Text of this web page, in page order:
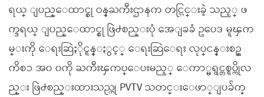
ရယ္ ျပည္ေထာင္စု ဝန္ႀကီးဌာနက တင္သြင္းခဲ့ သည့္ ဖ
က္ဒရယ္ ျပည္ေထာင္စု ဖြဲ႕စည္းပုံ အေျခခံ ဥပေဒ မူၾက
မ္းကို ေရးဆြဲႏိုင္ရန္ႏွင့္ ေရးဆြဲေရး လုပ္ငန္းစဥ္
ကိစၥ အ၀ ၀ကို ႀကီးၾကပ္ေပးမည့္ ေကာ္မရွင္တစ္ရပ္ကိုလ
ည္း ဖြဲ႕စည္းထားသည္ဟု PVTV သတင္းေဖာ္ျပခ်က္